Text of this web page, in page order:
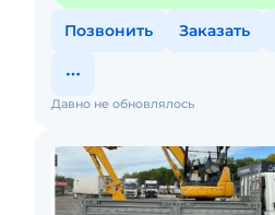
Позвонить Заказать
Давно не обновлялось